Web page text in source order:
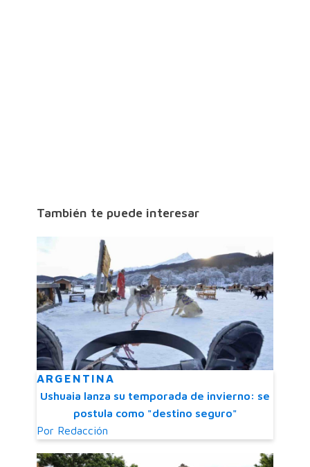
También te puede interesar
ARGENTINA
Ushuaia lanza su temporada de invierno: se
postula como "destino seguro"
Por Redacción